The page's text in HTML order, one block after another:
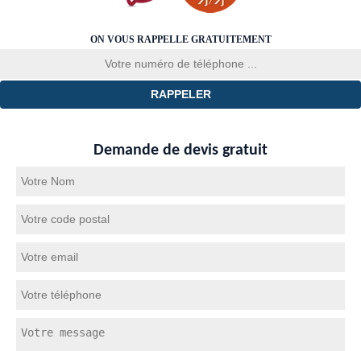
ON VOUS RAPPELLE GRATUITEMENT
Demande de devis gratuit